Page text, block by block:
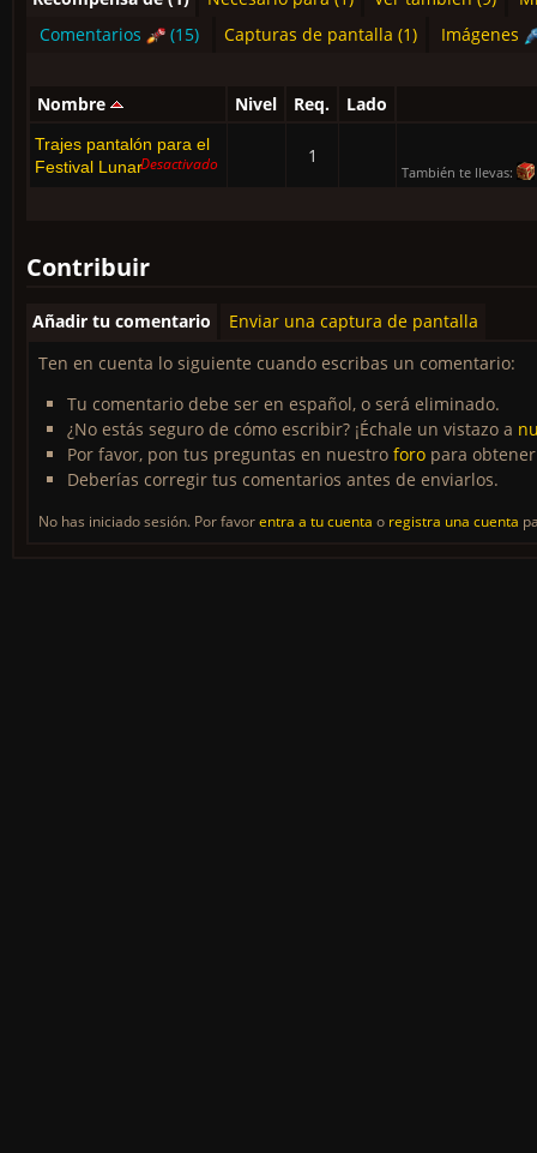
Comentarios
(15) Capturas de pantalla (1) Imágenes
Nombre Nivel Req. Lado
Trajes pantalón para el
Festival LunarDesactivado 1
También te llevas:
Contribuir
Añadir tu comentario
Enviar una captura de pantalla
Ten en cuenta lo siguiente cuando escribas un comentario:
Tu comentario debe ser en español, o será eliminado.
¿No estás seguro de cómo escribir? ¡Échale un vistazo a
Por favor, pon tus preguntas en nuestro foro para
Deberías corregir tus comentarios antes de enviarlos.
No has iniciado sesión. Por favorentra a tu cuenta o registra una cuenta